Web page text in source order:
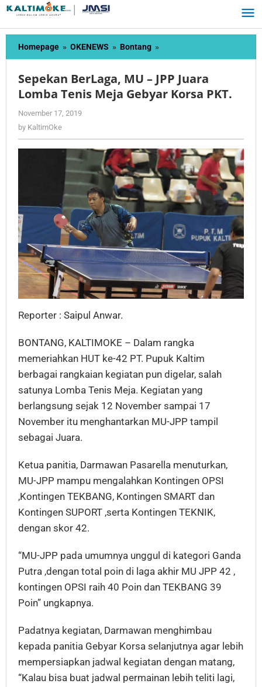
Skip
content
Homepage » OKENEWS » Bontang »
BerLaga,
–
JPP
Gebyar
Korsa
PKT.
Sepekan BerLaga, MU – JPP Juara
Lomba Tenis Meja Gebyar Korsa PKT.
November 17, 2019
by KaltimOke
Reporter : Saipul Anwar.
BONTANG, KALTIMOKE – Dalam rangka
memeriahkan HUT ke-42 PT. Pupuk Kaltim
berbagai rangkaian kegiatan pun digelar, salah
satunya Lomba Tenis Meja. Kegiatan yang
berlangsung sejak 12 November sampai 17
November itu menghantarkan MU-JPP tampil
sebagai Juara.
Ketua panitia, Darmawan Pasarella menuturkan,
MU-JPP mampu mengalahkan Kontingen OPSI
,Kontingen TEKBANG, Kontingen SMART dan
Kontingen SUPORT ,serta Kontingen TEKNIK,
dengan skor 42.
“MU-JPP pada umumnya unggul di kategori Ganda
Putra ,dengan total poin di laga akhir MU JPP 42 ,
kontingen OPSI raih 40 Poin dan TEKBANG 39
Poin” ungkapnya.
Padatnya kegiatan, Darmawan menghimbau
kepada panitia Gebyar Korsa selanjutnya agar lebih
mempersiapkan jadwal kegiatan dengan matang,
“Kalau bisa buat jadwal permainan lebih teliti lagi,